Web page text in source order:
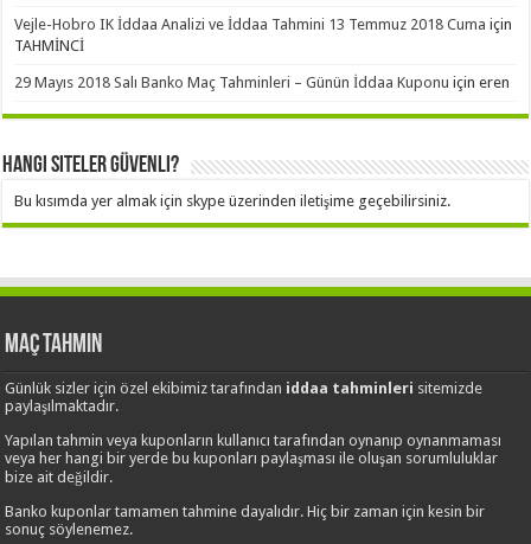
Vejle-Hobro IK İddaa Analizi ve İddaa Tahmini 13 Temmuz 2018 Cuma için
TAHMİNCİ
29 Mayıs 2018 Salı Banko Maç Tahminleri – Günün İddaa Kuponu içineren
Hangi Siteler Güvenli?
Bu kısımda yer almak için skype üzerinden iletişime geçebilirsiniz.
Maç Tahmin
Günlük sizler için özel ekibimiz tarafından iddaa tahminleri sitemizde
paylaşılmaktadır.
Yapılan tahmin veya kuponların kullanıcı tarafından oynanıp oynanmaması
veya her hangi bir yerde bu kuponları paylaşması ile oluşan sorumluluklar
bize ait değildir.
Banko kuponlar tamamen tahmine dayalıdır. Hiç bir zaman için kesin bir
sonuç söylenemez.